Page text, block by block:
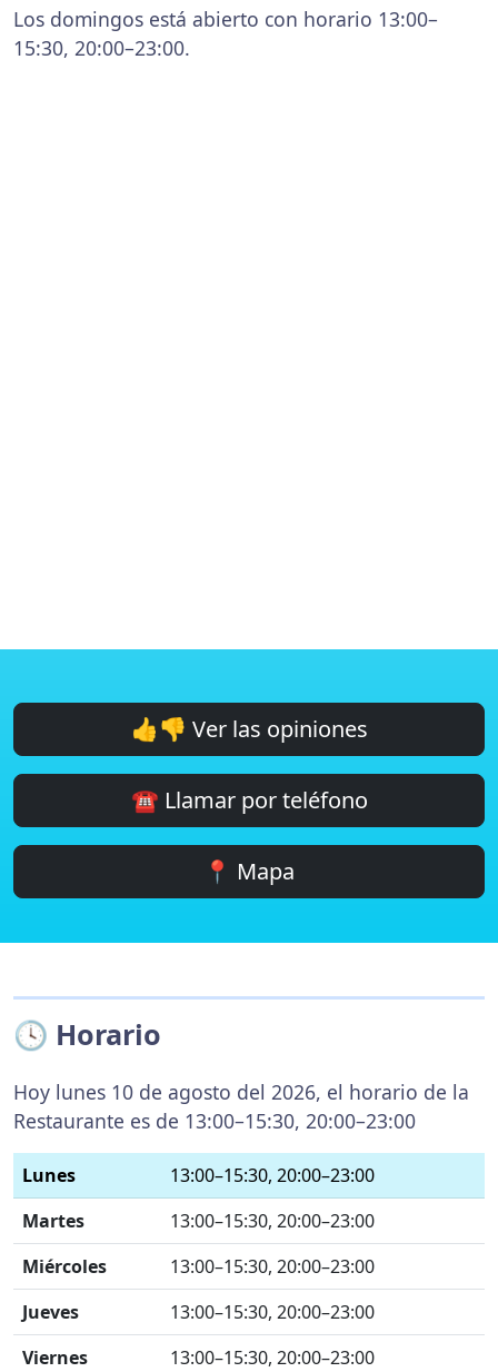
Los domingos está abierto con horario 13:00–
15:30, 20:00–23:00.
👍👎 Ver las opiniones
☎️ Llamar por teléfono
📍 Mapa
🕓 Horario
Hoy lunes 10 de agosto del 2026, el horario de la
Restaurante es de 13:00–15:30, 20:00–23:00
Lunes
13:00–15:30, 20:00–23:00
Martes
13:00–15:30, 20:00–23:00
Miércoles
13:00–15:30, 20:00–23:00
Jueves
13:00–15:30, 20:00–23:00
Viernes
13:00–15:30, 20:00–23:00